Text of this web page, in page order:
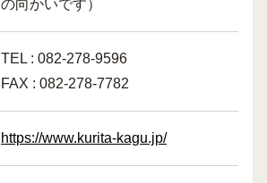
の向かいです）
TEL : 082-278-9596
FAX : 082-278-7782
https://www.kurita-kagu.jp/